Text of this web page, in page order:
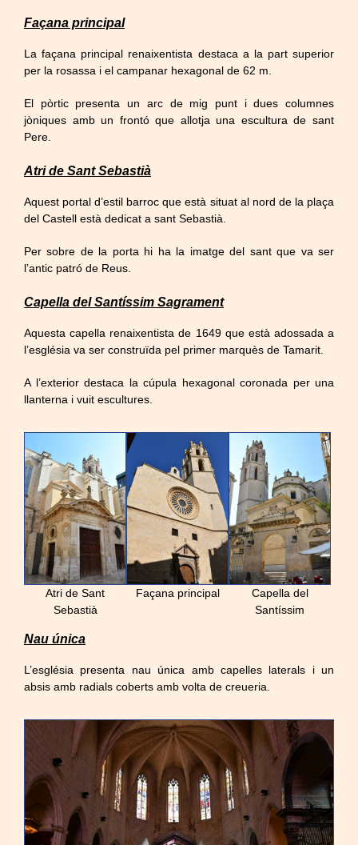
Façana principal
La façana principal renaixentista destaca a la part superior
per la rosassa i el campanar hexagonal de 62 m.
El pòrtic presenta un arc de mig punt i dues columnes
jòniques amb un frontó que allotja una escultura de sant
Pere.
Atri de Sant Sebastià
Aquest portal d’estil barroc que està situat al nord de la plaça
del Castell està dedicat a sant Sebastià.
Per sobre de la porta hi ha la imatge del sant que va ser
l’antic patró de Reus.
Capella del Santíssim Sagrament
Aquesta capella renaixentista de 1649 que està adossada a
l’església va ser construïda pel primer marquès de Tamarit.
A l’exterior destaca la cúpula hexagonal coronada per una
llanterna i vuit escultures.
Atri de Sant
Sebastià
Façana principal
Capella del
Santíssim
Nau única
L’església presenta nau única amb capelles laterals i un
absis amb radials coberts amb volta de creueria.